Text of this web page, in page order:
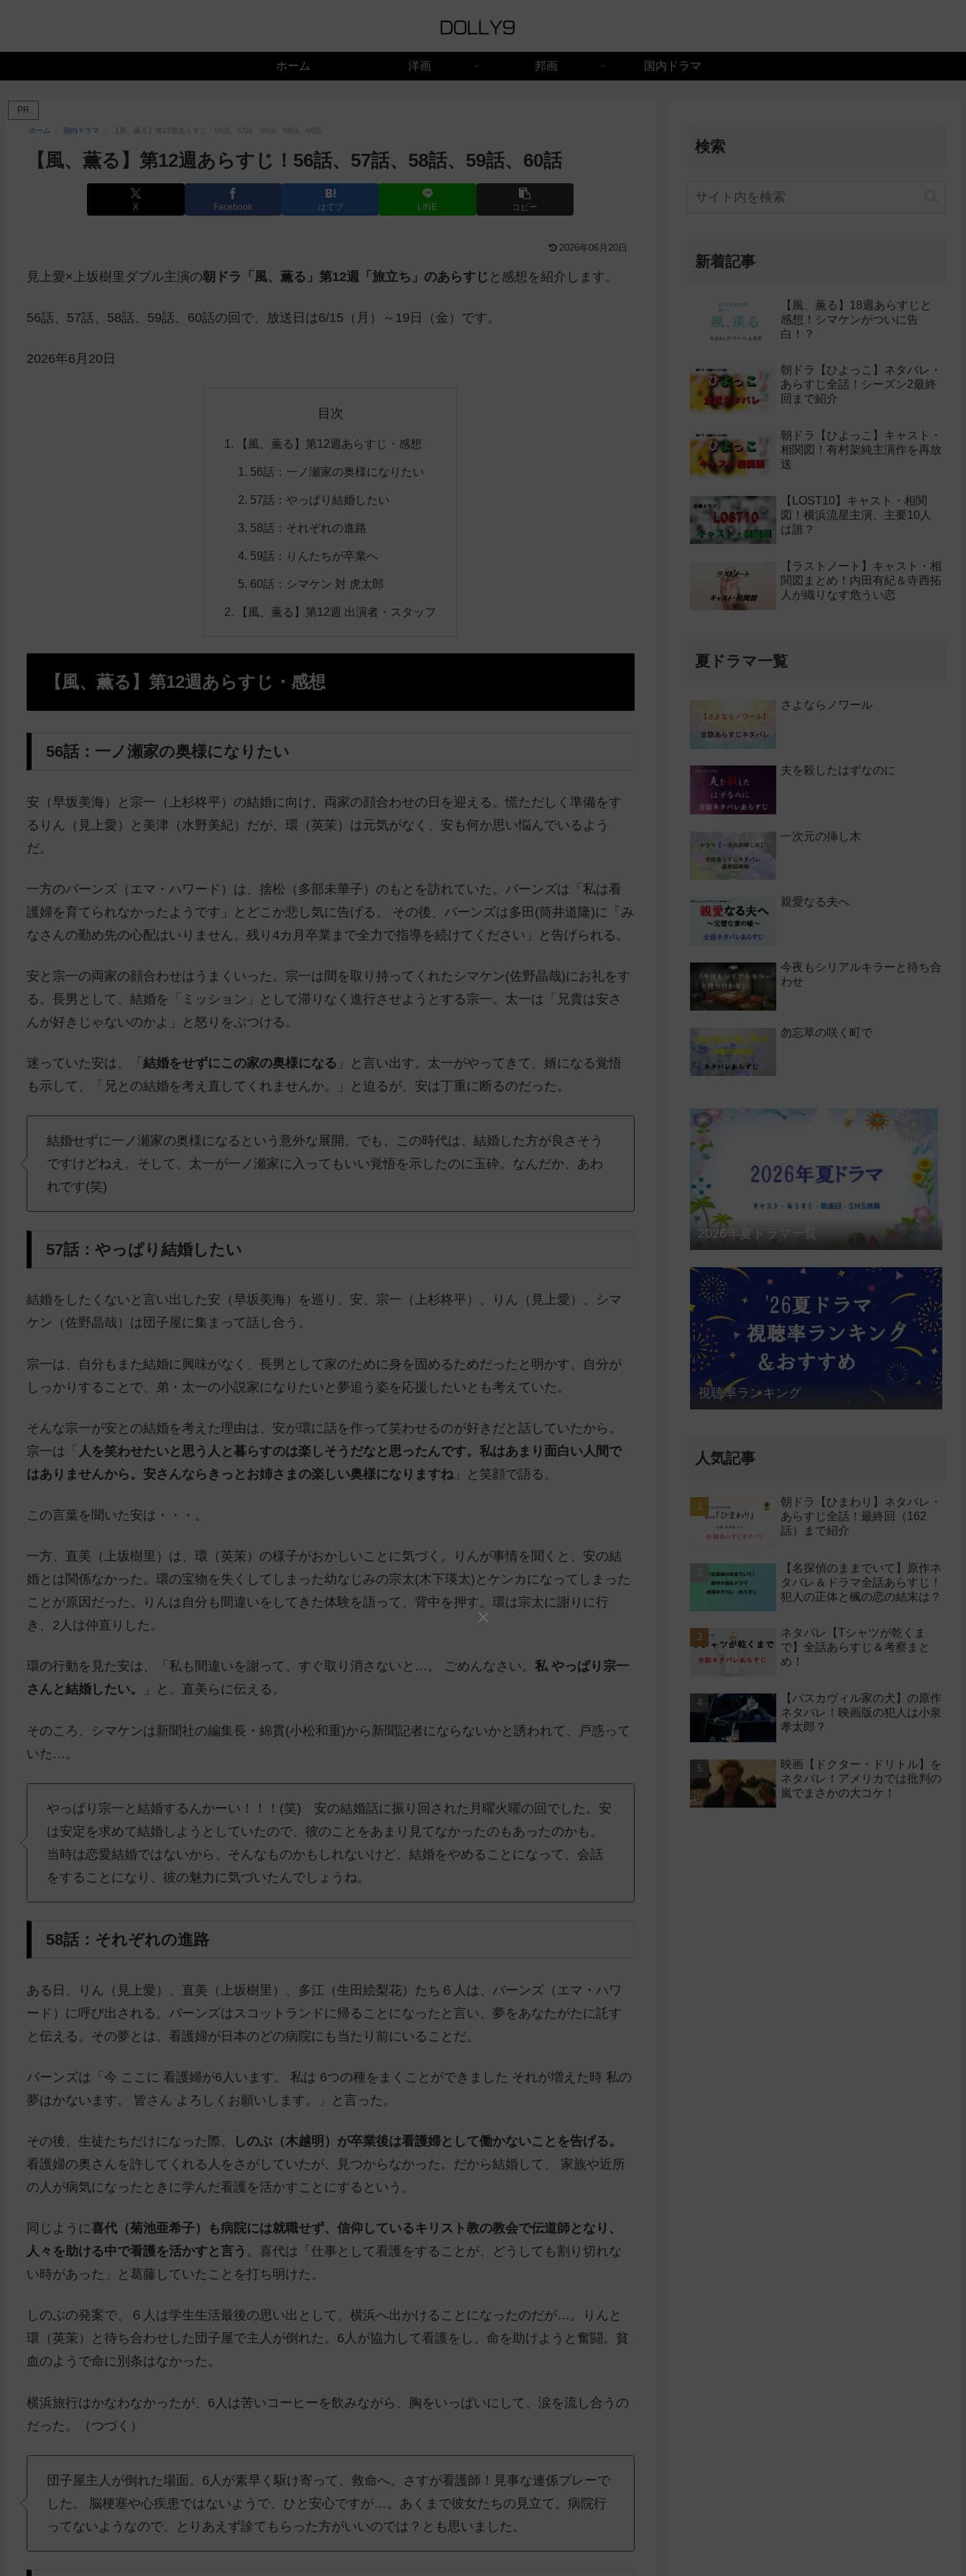
ホーム 洋画 邦画 国内ドラマ
PR
ホーム 国内ドラマ 【風、薫る】第12週あらすじ！56話、57話、58話、59話、60話
【風、薫る】第12週あらすじ！56話、57話、58話、59話、60話
X Facebook はてブ LINE コピー
2026年06月20日
見上愛×上坂樹里ダブル主演の朝ドラ「風、薫る」第12週「旅立ち」のあらすじ と感想を紹介します。
56話、57話、58話、59話、60話の回で、放送日は6/15（月）～19日（金）です。
2026年6月20日
目次
【風、薫る】第12週あらすじ・感想
56話：一ノ瀬家の奥様になりたい
57話：やっぱり結婚したい
58話：それぞれの進路
59話：りんたちが卒業へ
60話：シマケン 対 虎太郎
【風、薫る】第12週 出演者・スタッフ
【風、薫る】第12週あらすじ・感想
56話：一ノ瀬家の奥様になりたい
安（早坂美海）と宗一（上杉柊平）の結婚に向け、両家の顔合わせの日を迎える。慌ただしく準備をす
るりん（見上愛）と美津（水野美紀）だが、環（英茉）は元気がなく、安も何か思い悩んでいるよう
だ。
一方のバーンズ（エマ・ハワード）は、捨松（多部未華子）のもとを訪れていた。バーンズは「私は看
護婦を育てられなかったようです」とどこか悲し気に告げる。 その後、バーンズは多田(筒井道隆)に「み
なさんの勤め先の心配はいりません。残り4カ月卒業まで全力で指導を続けてください」と告げられる。
安と宗一の両家の顔合わせはうまくいった。宗一は間を取り持ってくれたシマケン(佐野晶哉)にお礼をす
る。長男として、結婚を「ミッション」として滞りなく進行させようとする宗一。太一は「兄貴は安さ
んが好きじゃないのかよ」と怒りをぶつける。
迷っていた安は、「 結婚をせずにこの家の奥様になる 」と言い出す。太一がやってきて、婿になる覚悟
も示して、「兄との結婚を考え直してくれませんか。」と迫るが、安は丁重に断るのだった。
結婚せずに一ノ瀬家の奥様になるという意外な展開。でも、この時代は、結婚した方が良さそう
ですけどねえ。そして、太一が一ノ瀬家に入ってもいい覚悟を示したのに玉砕。なんだか、あわ
れです(笑)
57話：やっぱり結婚したい
結婚をしたくないと言い出した安（早坂美海）を巡り、安、宗一（上杉柊平）、りん（見上愛）、シマ
ケン（佐野晶哉）は団子屋に集まって話し合う。
宗一は、自分もまた結婚に興味がなく、長男として家のために身を固めるためだったと明かす。自分が
しっかりすることで、弟・太一の小説家になりたいと夢追う姿を応援したいとも考えていた。
そんな宗一が安との結婚を考えた理由は、安が環に話を作って笑わせるのが好きだと話していたから。
宗一は「
人を笑わせたいと思う人と暮らすのは楽しそうだなと思ったんです。私はあまり面白い人間で
はありませんから。安さんならきっとお姉さまの楽しい奥様になりますね」と笑顔で語る。
この言葉を聞いた安は・・・。
一方、直美（上坂樹里）は、環（英茉）の様子がおかしいことに気づく。りんが事情を聞くと、安の結
婚とは関係なかった。環の宝物を失くしてしまった幼なじみの宗太(木下瑛太)とケンカになってしまった
ことが原因だった。りんは自分も間違いをしてきた体験を語って、背中を押す。環は宗太に謝りに行
き、2人は仲直りした。
環の行動を見た安は、「私も間違いを謝って、すぐ取り消さないと…。 ごめんなさい。 私 やっぱり宗一
さんと結婚したい。
」と、直美らに伝える。
そのころ、シマケンは新聞社の編集長・綿貫(小松和重)から新聞記者にならないかと誘われて、戸惑って
いた…。
やっぱり宗一と結婚するんかーい！！！(笑) 安の結婚話に振り回された月曜火曜の回でした。安
は安定を求めて結婚しようとしていたので、彼のことをあまり見てなかったのもあったのかも。
当時は恋愛結婚ではないから、そんなものかもしれないけど。結婚をやめることになって、会話
をすることになり、彼の魅力に気づいたんでしょうね。
58話：それぞれの進路
ある日、りん（見上愛）、直美（上坂樹里）、多江（生田絵梨花）たち６人は、バーンズ（エマ・ハワ
ード）に呼び出される。バーンズはスコットランドに帰ることになったと言い、夢をあなたがたに託す
と伝える。その夢とは、看護婦が日本のどの病院にも当たり前にいることだ。
バーンズは「今 ここに 看護婦が6人います。 私は 6つの種をまくことができました それが増えた時 私の
夢はかないます。 皆さん よろしくお願いします。」と言った。
その後、生徒たちだけになった際、
しのぶ（木越明）が卒業後は看護婦として働かないことを告げる。
看護婦の奥さんを許してくれる人をさがしていたが、見つからなかった。だから結婚して、 家族や近所
の人が病気になったときに学んだ看護を活かすことにするという。
同じように喜代（菊池亜希子）も病院には就職せず、信仰しているキリスト教の教会で伝道師となり、
人々を助ける中で看護を活かすと言う 。喜代は「仕事として看護をすることが、どうしても割り切れな
い時があった」と葛藤していたことを打ち明けた。
しのぶの発案で、６人は学生生活最後の思い出として、横浜へ出かけることになったのだが…。りんと
環（英茉）と待ち合わせした団子屋で主人が倒れた。6人が協力して看護をし、命を助けようと奮闘。貧
血のようで命に別条はなかった。
横浜旅行はかなわなかったが、6人は苦いコーヒーを飲みながら、胸をいっぱいにして、涙を流し合うの
だった。（つづく）
団子屋主人が倒れた場面。6人が素早く駆け寄って、救命へ。さすが看護師！見事な連係プレーで
した。 脳梗塞や心疾患ではないようで、ひと安心ですが…。あくまで彼女たちの見立て。病院行
ってないようなので、とりあえず診てもらった方がいいのでは？とも思いました。
検索
新着記事
【風、薫る】18週あらすじと
感想！シマケンがついに告
白！？
朝ドラ【ひよっこ】ネタバレ・
あらすじ全話！シーズン2最終
回まで紹介
朝ドラ【ひよっこ】キャスト・
相関図！有村架純主演作を再放
送
【LOST10】キャスト・相関
図！横浜流星主演、主要10人
は誰？
【ラストノート】キャスト・相
関図まとめ！内田有紀＆寺西拓
人が織りなす危うい恋
夏ドラマ一覧
さよならノワール
夫を殺したはずなのに
一次元の挿し木
親愛なる夫へ
今夜もシリアルキラーと待ち合
わせ
勿忘草の咲く町で
2026年夏ドラマ一覧
視聴率ランキング
人気記事
朝ドラ【ひまわり】ネタバレ・
あらすじ全話！最終回（162
話）まで紹介
【名探偵のままでいて】原作ネ
タバレ＆ドラマ全話あらすじ！
犯人の正体と楓の恋の結末は？
ネタバレ【Tシャツが乾くま
で】全話あらすじ＆考察まと
め！
【バスカヴィル家の犬】の原作
ネタバレ！映画版の犯人は小泉
孝太郎？
映画【ドクター・ドリトル】を
ネタバレ！アメリカでは批判の
嵐でまさかの大コケ！